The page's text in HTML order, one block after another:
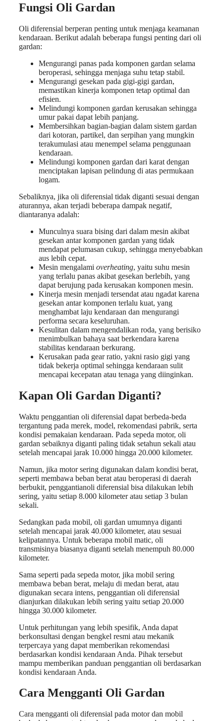
Fungsi Oli Gardan
Oli diferensial berperan penting untuk menjaga keamanan
kendaraan. Berikut adalah beberapa fungsi penting dari oli
gardan:
Mengurangi panas pada komponen gardan selama
beroperasi, sehingga menjaga suhu tetap stabil.
Mengurangi gesekan pada gigi-gigi gardan,
memastikan kinerja komponen tetap optimal dan
efisien.
Melindungi komponen gardan kerusakan sehingga
umur pakai dapat lebih panjang.
Membersihkan bagian-bagian dalam sistem gardan
dari kotoran, partikel, dan serpihan yang mungkin
terakumulasi atau menempel selama penggunaan
kendaraan.
Melindungi komponen gardan dari karat dengan
menciptakan lapisan pelindung di atas permukaan
logam.
Sebaliknya, jika oli diferensial tidak diganti sesuai dengan
aturannya, akan terjadi beberapa dampak negatif,
diantaranya adalah:
Munculnya suara bising dari dalam mesin akibat
gesekan antar komponen gardan yang tidak
mendapat pelumasan cukup, sehingga menyebabkan
aus lebih cepat.
Mesin mengalami overheating, yaitu suhu mesin
yang terlalu panas akibat gesekan berlebih, yang
dapat berujung pada kerusakan komponen mesin.
Kinerja mesin menjadi tersendat atau ngadat karena
gesekan antar komponen terlalu kuat, yang
menghambat laju kendaraan dan mengurangi
performa secara keseluruhan.
Kesulitan dalam mengendalikan roda, yang berisiko
menimbulkan bahaya saat berkendara karena
stabilitas kendaraan berkurang.
Kerusakan pada gear ratio, yakni rasio gigi yang
tidak bekerja optimal sehingga kendaraan sulit
mencapai kecepatan atau tenaga yang diinginkan.
Kapan Oli Gardan Diganti?
Waktu penggantian oli diferensial dapat berbeda-beda
tergantung pada merek, model, rekomendasi pabrik, serta
kondisi pemakaian kendaraan. Pada sepeda motor, oli
gardan sebaiknya diganti paling tidak setahun sekali atau
setelah mencapai jarak 10.000 hingga 20.000 kilometer.
Namun, jika motor sering digunakan dalam kondisi berat,
seperti membawa beban berat atau beroperasi di daerah
berbukit, penggantianoli diferensial bisa dilakukan lebih
sering, yaitu setiap 8.000 kilometer atau setiap 3 bulan
sekali.
Sedangkan pada mobil, oli gardan umumnya diganti
setelah mencapai jarak 40.000 kilometer, atau sesuai
kelipatannya. Untuk beberapa mobil matic, oli
transmisinya biasanya diganti setelah menempuh 80.000
kilometer.
Sama seperti pada sepeda motor, jika mobil sering
membawa beban berat, melaju di medan berat, atau
digunakan secara intens, penggantian oli diferensial
dianjurkan dilakukan lebih sering yaitu setiap 20.000
hingga 30.000 kilometer.
Untuk perhitungan yang lebih spesifik, Anda dapat
berkonsultasi dengan bengkel resmi atau mekanik
terpercaya yang dapat memberikan rekomendasi
berdasarkan kondisi kendaraan Anda. Pihak tersebut
mampu memberikan panduan penggantian oli berdasarkan
kondisi kendaraan Anda.
Cara Mengganti Oli Gardan
Cara mengganti oli diferensial pada motor dan mobil